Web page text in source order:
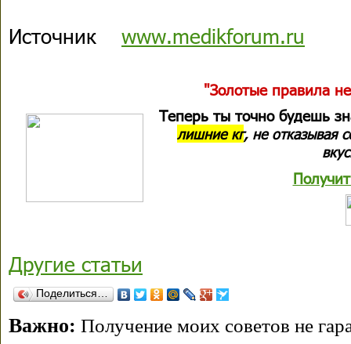
Источник www.medikforum.ru
"Золотые правила
Теперь ты точно будешь
лишние кг, не отказывая
Другие статьи
Поделиться…
Важно: Получение моих советов не